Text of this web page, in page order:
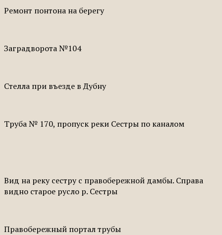
Ремонт понтона на берегу
Заградворота №104
Стелла при въезде в Дубну
Труба № 170, пропуск реки Сестры по каналом
Вид на реку сестру с правобережной дамбы. Справа
видно старое русло р. Сестры
Правобережный портал трубы